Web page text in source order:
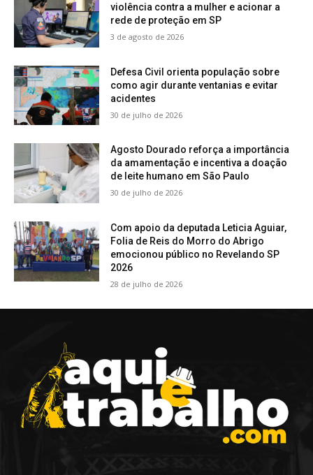
violência contra a mulher e acionar a
rede de proteção em SP
3 de agosto de 2026
Defesa Civil orienta população sobre
como agir durante ventanias e evitar
acidentes
30 de julho de 2026
Agosto Dourado reforça a importância
da amamentação e incentiva a doação
de leite humano em São Paulo
30 de julho de 2026
Com apoio da deputada Leticia Aguiar,
Folia de Reis do Morro do Abrigo
emocionou público no Revelando SP
2026
28 de julho de 2026